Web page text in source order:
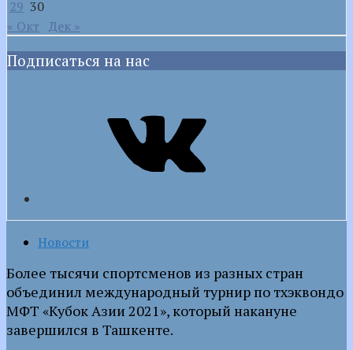
29 30
« Окт Дек »
Подписаться на нас
Новости
Более тысячи спортсменов из разных стран
объединил международный турнир по тхэквондо
МФТ «Кубок Азии 2021», который накануне
завершился в Ташкенте.